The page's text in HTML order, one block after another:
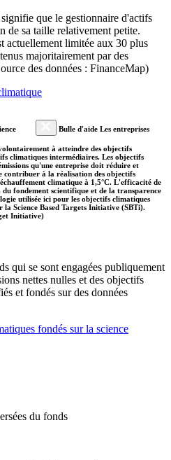
que le gestionnaire d'actifs
de sa taille relativement petite.
actuellement limitée aux 30 plus
majoritairement par des
des données : FinanceMap)
Bulle d'aide Les entreprises
à atteindre des objectifs
climatiques intermédiaires. Les objectifs
qu'une entreprise doit réduire et
contribuer à la réalisation des objectifs
climatique à 1,5°C. L'efficacité de
du fondement scientifique et de la transparence
utilisée ici pour les objectifs climatiques
la Science Based Targets Initiative (SBTi).
Initiative)
qui se sont engagées publiquement
nettes nulles et des objectifs
et fondés sur des données
fondés sur la science
du fonds